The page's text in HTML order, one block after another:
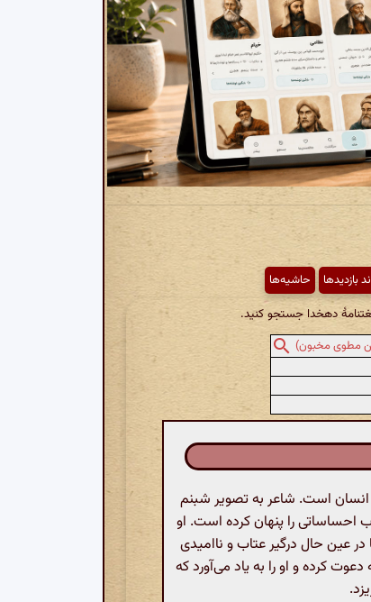
بازدیدها حاشیه‌ها
دهخدا جستجو کنید.
مطوی مخبون)
است. شاعر به تصویر شبنم
احساساتی را پنهان کرده است. او
عین حال درگیر عتاب و ناامیدی
کرده و او را به یاد می‌آورد که